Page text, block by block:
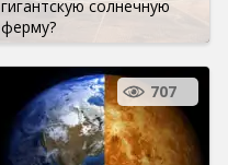
гигантскую солнечную
ферму?
707